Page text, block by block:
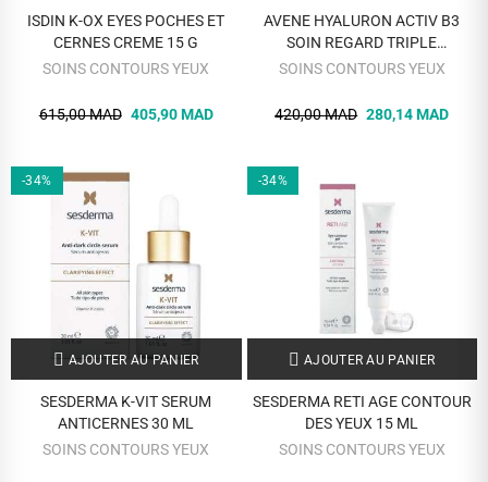
ISDIN K-OX EYES POCHES ET
CERNES CREME 15 G
SOINS CONTOURS YEUX
615,00 MAD 405,90 MAD
AVENE HYALURON ACTIV B3
SOIN REGARD TRIPLE
CORRECTION 15 ML
SOINS CONTOURS YEUX
420,00 MAD 280,14 MAD
-34%
AJOUTER AU PANIER
SESDERMA K-VIT SERUM
ANTICERNES 30 ML
SOINS CONTOURS YEUX
-34%
AJOUTER AU PANIER
SESDERMA RETI AGE CONTOUR
DES YEUX 15 ML
SOINS CONTOURS YEUX